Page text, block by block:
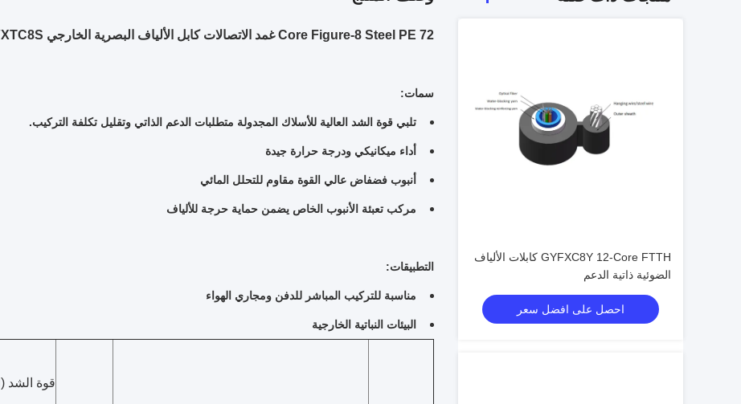
GYFXC8Y 12-Core FTTH كابلات الألياف
الضوئية ذاتية الدعم
احصل على افضل سعر
72 Core Figure-8 Steel PE غمد الاتصالات كابل الألياف البصرية الخارجي GYXTC8S
سمات:
تلبي قوة الشد العالية للأسلاك المجدولة متطلبات الدعم الذاتي وتقليل تكلفة التركيب.
أداء ميكانيكي ودرجة حرارة جيدة
أنبوب فضفاض عالي القوة مقاوم للتحلل المائي
مركب تعبئة الأنبوب الخاص يضمن حماية حرجة للألياف
التطبيقات:
مناسبة للتركيب المباشر للدفن ومجاري الهواء
البيئات النباتية الخارجية
قوة الشد (N)